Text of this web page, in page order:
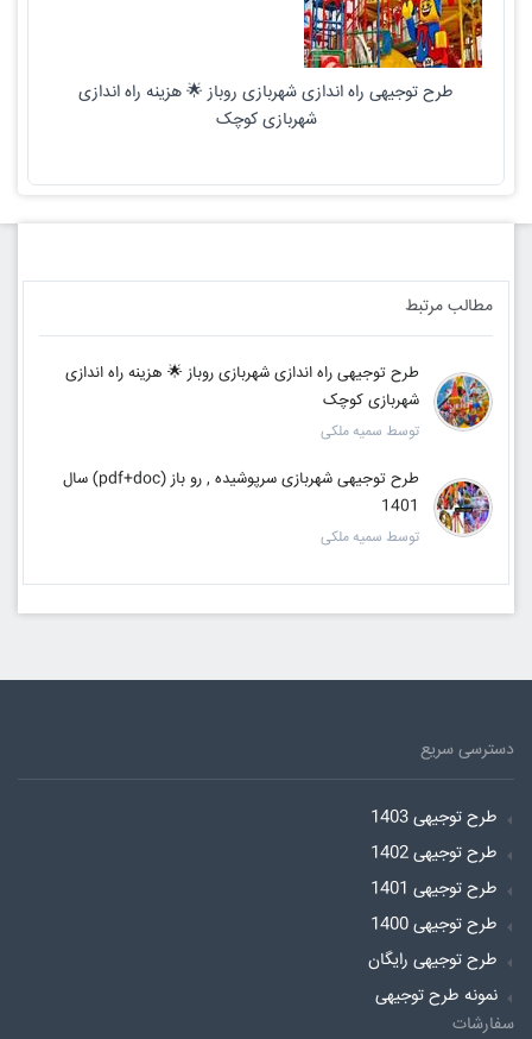
طرح توجیهی راه اندازی شهربازی روباز 🌟 هزینه راه اندازی
شهربازی کوچک
مطالب مرتبط
طرح توجیهی راه اندازی شهربازی روباز 🌟 هزینه راه اندازی
شهربازی کوچک
توسط سمیه ملکی
طرح توجیهی شهربازی سرپوشیده , رو باز (pdf+doc) سال
1401
توسط سمیه ملکی
دسترسی سریع
طرح توجیهی 1403
طرح توجیهی 1402
طرح توجیهی 1401
طرح توجیهی 1400
طرح توجیهی رایگان
نمونه طرح توجیهی
سفارشات